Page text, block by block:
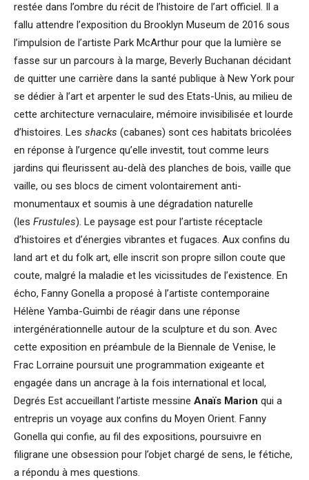
restée dans l’ombre du récit de l’histoire de l’art officiel. Il a
fallu attendre l’exposition du Brooklyn Museum de 2016 sous
l’impulsion de l’artiste Park McArthur pour que la lumière se
fasse sur un parcours à la marge, Beverly Buchanan décidant
de quitter une carrière dans la santé publique à New York pour
se dédier à l’art et arpenter le sud des Etats-Unis, au milieu de
cette architecture vernaculaire, mémoire invisibilisée et lourde
d’histoires. Les shacks (cabanes) sont ces habitats bricolées
en réponse à l’urgence qu’elle investit, tout comme leurs
jardins qui fleurissent au-delà des planches de bois, vaille que
vaille, ou ses blocs de ciment volontairement anti-
monumentaux et soumis à une dégradation naturelle
(les Frustules). Le paysage est pour l’artiste réceptacle
d’histoires et d’énergies vibrantes et fugaces. Aux confins du
land art et du folk art, elle inscrit son propre sillon coute que
coute, malgré la maladie et les vicissitudes de l’existence. En
écho, Fanny Gonella a proposé à l’artiste contemporaine
Hélène Yamba-Guimbi de réagir dans une réponse
intergénérationnelle autour de la sculpture et du son. Avec
cette exposition en préambule de la Biennale de Venise, le
Frac Lorraine poursuit une programmation exigeante et
engagée dans un ancrage à la fois international et local,
Degrés Est accueillant l’artiste messine Anaïs Marion qui a
entrepris un voyage aux confins du Moyen Orient. Fanny
Gonella qui confie, au fil des expositions, poursuivre en
filigrane une obsession pour l’objet chargé de sens, le fétiche,
a répondu à mes questions.